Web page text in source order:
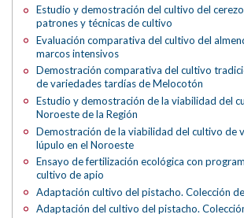
Estudio y demostración del cultivo del
patrones y técnicas de cultivo
Evaluación comparativa del cultivo del
marcos intensivos
Demostración comparativa del cultivo
de variedades tardías de Melocotón
Estudio y demostración de la viabilidad del
Noroeste de la Región
Demostración de la viabilidad del cultivo de
lúpulo en el Noroeste
Ensayo de fertilización ecológica con
cultivo de apio
Adaptación cultivo del pistacho. Colección
Adaptación del cultivo del pistacho.